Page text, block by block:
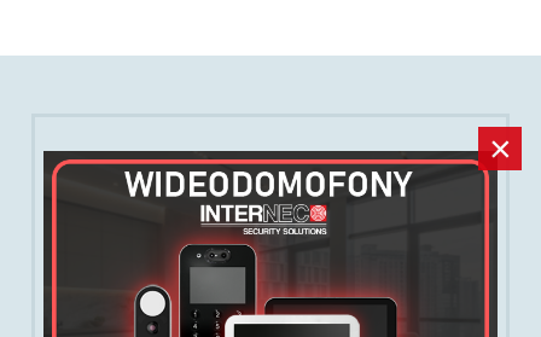
×
NEWSLETTER
Bądź na bieżąco z najnowszymi ofertami i
rabatami!
Zapisz się do naszego newslettera, a najgorętsze
okazje nigdy Cię nie ominą.